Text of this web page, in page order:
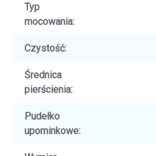
Typ
mocowania:
Czystość:
Średnica
pierścienia:
Pudełko
upominkowe: